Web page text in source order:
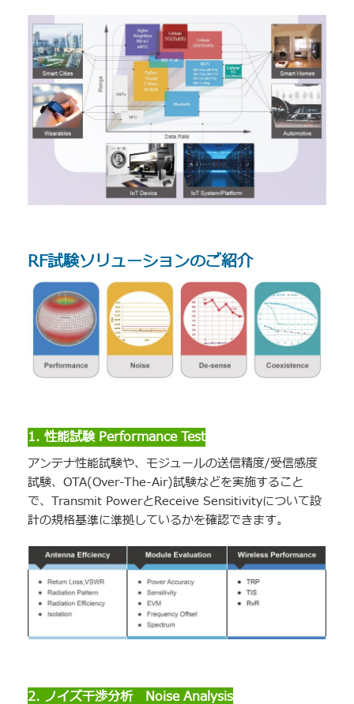
RF試験ソリューションのご紹介
1. 性能試験 Performance Test
アンテナ性能試験や、モジュールの送信精度/受信感度
試験、OTA(Over-The-Air)試験などを実施すること
で、Transmit PowerとReceive Sensitivityについて設
計の規格基準に準拠しているかを確認できます。
2. ノイズ干渉分析 Noise Analysis